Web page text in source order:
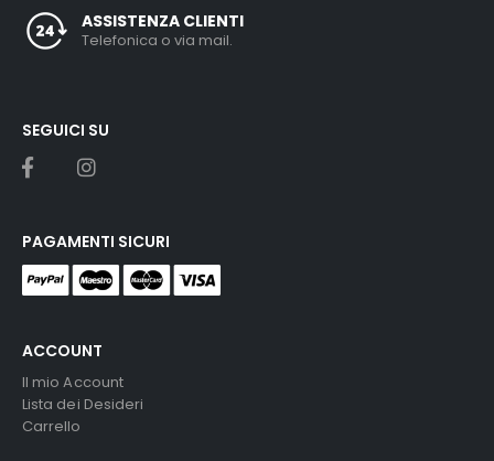
ASSISTENZA CLIENTI
Telefonica o via mail.
ACCOUNT
Il mio Account
Lista dei Desideri
Carrello
SEGUICI SU
PAGAMENTI SICURI